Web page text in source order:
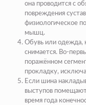
она проводится с
повреждения
физиологическое
мышц.
Обувь или одежда,
снимается. Во-
поражённом
прокладку,
Если шина
выступов
время года